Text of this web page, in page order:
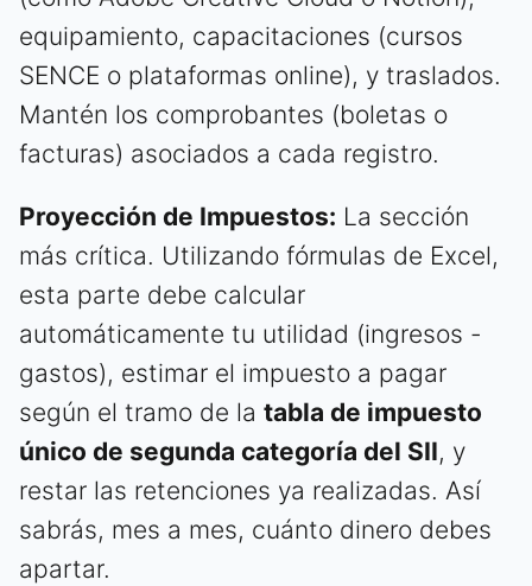
equipamiento, capacitaciones (cursos
SENCE o plataformas online), y traslados.
Mantén los comprobantes (boletas o
facturas) asociados a cada registro.
Proyección de Impuestos: La sección
más crítica. Utilizando fórmulas de Excel,
esta parte debe calcular
automáticamente tu utilidad (ingresos -
gastos), estimar el impuesto a pagar
según el tramo de la tabla de impuesto
único de segunda categoría del SII, y
restar las retenciones ya realizadas. Así
sabrás, mes a mes, cuánto dinero debes
apartar.